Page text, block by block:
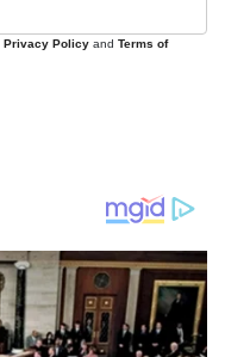
Privacy Policy and Terms of